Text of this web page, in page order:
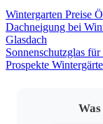
Wintergarten Preise
Dachneigung bei
Glasdach
Sonnenschutzglas
Prospekte